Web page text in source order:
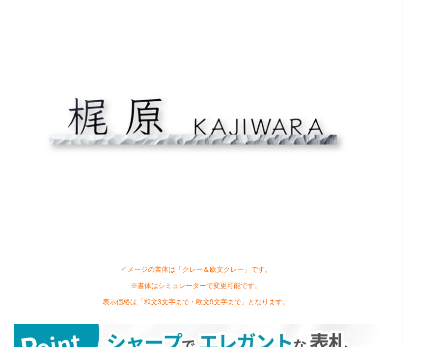
イメージの書体は「クレー＆欧文クレー」です。
※書体はシミュレーターで変更可能です。
表示価格は「和文3文字まで・欧文9文字まで」となります。